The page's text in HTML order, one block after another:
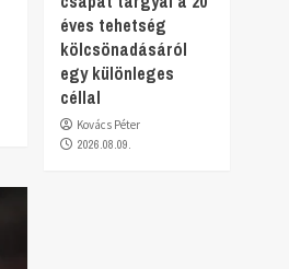
éves tehetség
kölcsönadásáról
egy különleges
céllal
Kovács Péter
2026.08.09.